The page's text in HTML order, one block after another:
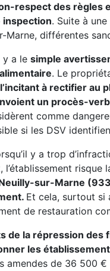
respect des règles
inspection. Suite à
Marne, différentes
y a le simple
. Le
à rectifier au
un procès-
comme
si les DSV
y a trop
l’établissement risque
sur-Marne
Et cela, surtout si
de restauration
de la répression des
les
amendes de 36 500